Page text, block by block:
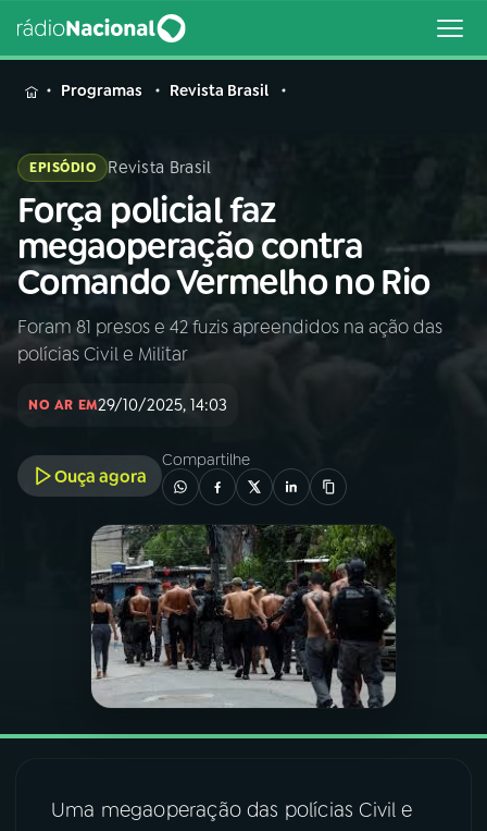
MENU
Buscar
na
Rádio
Nacional
Buscar
AO VIVO
INÍCIO
A RÁDIO
PROGRAMAÇÃO
PROGRAMAS
PODCASTS
Programas Revista Brasil
EPISÓDIO Revista Brasil
Força policial faz
megaoperação contra
Comando Vermelho no Rio
Foram 81 presos e 42 fuzis apreendidos na ação das
polícias Civil e Militar
NO AR EM29/10/2025, 14:03
Ouça agora
Compartilhe
Uma megaoperação das polícias Civil e